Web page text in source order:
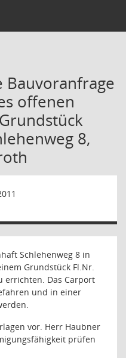
Bauvoranfrage
offenen
8,
Schlehenweg 8 in
Grundstück Fl.Nr.
errichten. Das Carport
und in einer
vor. Herr Haubner
prüfen